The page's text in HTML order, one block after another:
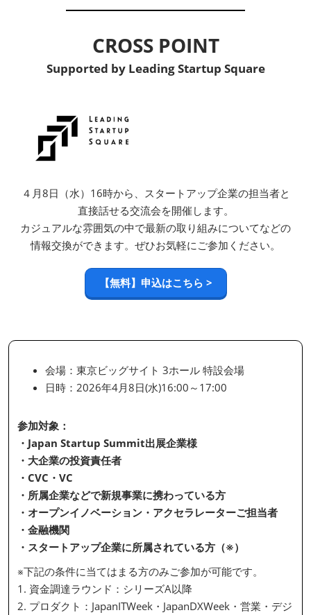
CROSS POINT
Supported by Leading Startup Square
４月8日（水）16時から、スタートアップ企業の担当者と
直接話せる交流会を開催します。
カジュアルな雰囲気の中で最新の取り組みについてなどの
情報交換ができます。ぜひお気軽にご参加ください。
【無料】申込はこちら >
会場：東京ビッグサイト 3ホール 特設会場
日時：2026年4月8日(水)16:00～17:00
参加対象：
・Japan Startup Summit出展企業様
・大企業の投資責任者
・CVC・VC
・所属企業などで新規事業に携わっている方
・オープンイノベーション・アクセラレーターご担当者
・金融機関
・スタートアップ企業に所属されている方（※）
※下記の条件に当てはまる方のみご参加が可能です。
1. 資金調達ラウンド：シリーズA以降
2. プロダクト：JapanITWeek・JapanDXWeek・営業・デジ